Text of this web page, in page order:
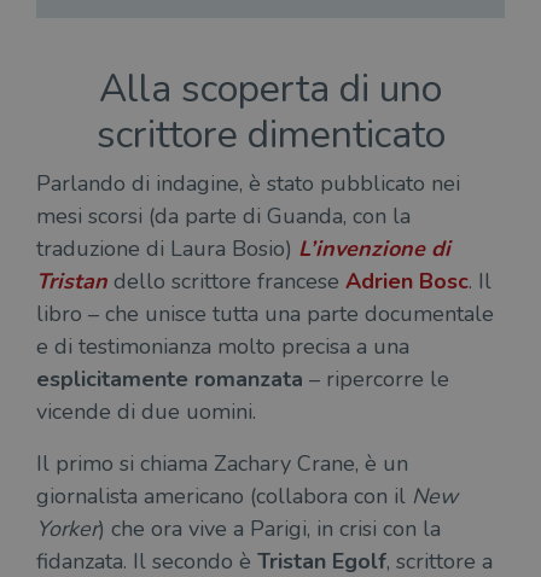
Alla scoperta di uno
scrittore dimenticato
Parlando di indagine, è stato pubblicato nei
mesi scorsi (da parte di Guanda, con la
traduzione di Laura Bosio) L’invenzione di
Tristan dello scrittore francese Adrien Bosc. Il
libro – che unisce tutta una parte documentale
e di testimonianza molto precisa a una
esplicitamente romanzata – ripercorre le
vicende di due uomini.
Il primo si chiama Zachary Crane, è un
giornalista americano (collabora con il New
Yorker) che ora vive a Parigi, in crisi con la
fidanzata. Il secondo è Tristan Egolf, scrittore a